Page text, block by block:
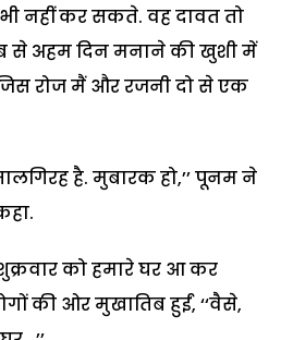
नहीं कर सकते. वह दावत तो
से अहम दिन मनाने की खुशी में
रोज मैं और रजनी दो से एक
है. मुबारक हो,’’ पूनम ने
को हमारे घर आ कर
की ओर मुखातिब हुईं, ‘‘वैसे,